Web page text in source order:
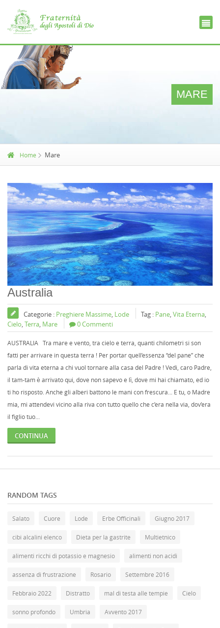
MARE
Home Mare
Australia
Categorie : Preghiere Massime, Lode Tag : Pane,Vita Eterna,
Cielo,Terra, Mare 0 Commenti
AUSTRALIA Tra mare e vento, tra cielo e terra, quanti chilometri si son
fatti per arrivare in questa terra ! Per portar quell’essenza “del pane” che
parla di vita eterna a chi vuol tornare alla casa del Padre ! Vedi, caro Padre,
il tam-tam è arrivato qui, dove non sapevo e lì, dove mi hai chiamato, ed io
ti ho risposto. Anche gli alberi battono le mani con frescura... E tu, o Madre
mia, mi attendevi vicino alla riva con tutto quello che c’era nella via, dov’era
il figlio tuo...
CONTINUA
RANDOM TAGS
Salato Cuore Lode Erbe Officinali Giugno 2017
cibi alcalini elenco Dieta per la gastrite Multietnico
alimenti ricchi di potassio e magnesio alimenti non acidi
assenza di frustrazione Rosario Settembre 2016
Febbraio 2022 Distratto mal di testa alle tempie Cielo
sonno profondo Umbria Avvento 2017